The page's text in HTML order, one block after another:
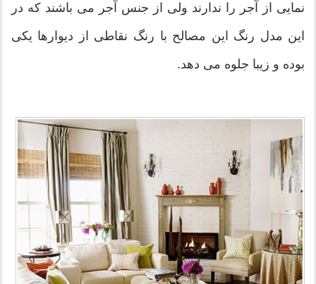
نمایی از آجر را ندارند ولی از جنس آجر می باشند که در
این مدل رنگ این مصالح با رنگ نقاطی از دیوارها یکی
بوده و زیبا جلوه می دهد.